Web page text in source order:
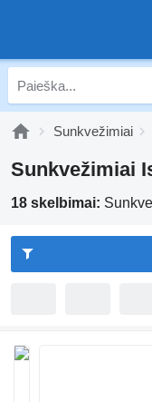
Sunkvežimiai
Sunkvežimiai
18 skelbimai: